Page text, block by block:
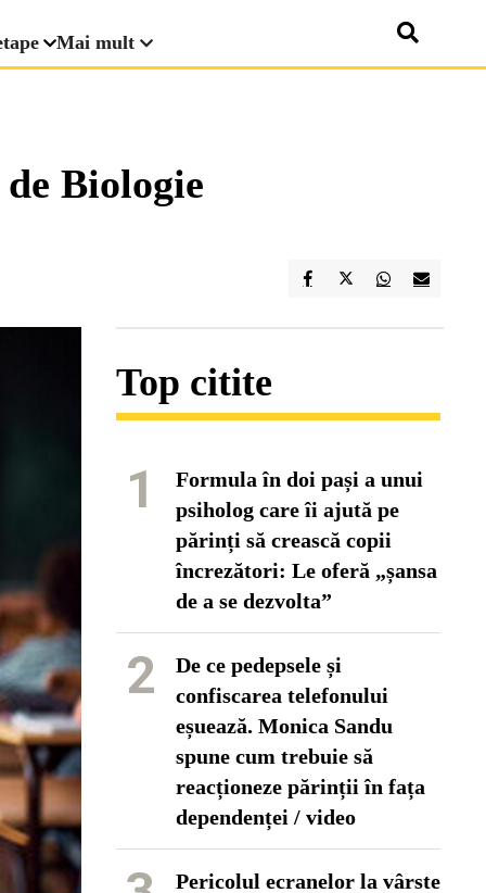
Mai mult
Biologie
Top citite
1
Formula în doi pași a unui
psiholog care îi ajută pe
părinți să crească copii
încrezători: Le oferă „șansa
de a se dezvolta”
2
De ce pedepsele și
confiscarea telefonului
eșuează. Monica Sandu
spune cum trebuie să
reacționeze părinții în fața
dependenței / video
Pericolul ecranelor la vârste